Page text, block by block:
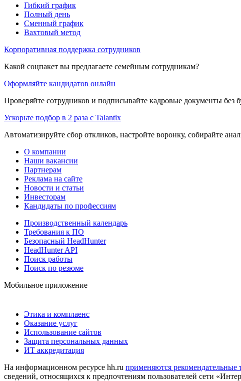
Гибкий график
Полный день
Сменный график
Вахтовый метод
Корпоративная поддержка сотрудников
Какой соцпакет вы предлагаете семейным сотрудникам?
Оформляйте кандидатов онлайн
Проверяйте сотрудников и подписывайте кадровые документы без
Ускорьте подбор в 2 раза с Talantix
Автоматизируйте сбор откликов, настройте воронку, собирайте
О компании
Наши вакансии
Партнерам
Реклама на сайте
Новости и статьи
Инвесторам
Кандидаты по профессиям
Производственный календарь
Требования к ПО
Безопасный HeadHunter
HeadHunter API
Поиск работы
Поиск по резюме
Мобильное приложение
Этика и комплаенс
Оказание услуг
Использование сайтов
Защита персональных данных
ИТ аккредитация
На информационном ресурсе hh.ru применяются рекомендательные
сведений, относящихся к предпочтениям пользователей сети